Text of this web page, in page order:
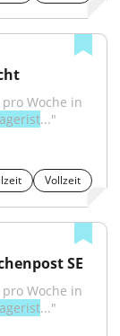
Woche in
..."
Vollzeit
SE
Woche in
..."